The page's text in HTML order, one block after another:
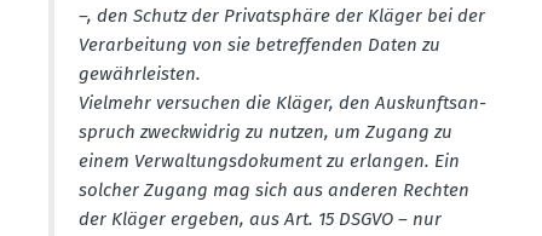
–, den Schutz der Privat­sphäre der Kläger bei der
Verar­beitung von sie betref­fenden Daten zu
gewähr­leisten.
Vielmehr versuchen die Kläger, den Auskunfts­an­
spruch zweck­widrig zu nutzen, um Zugang zu
einem Verwal­tungs­do­kument zu erlangen. Ein
solcher Zugang mag sich aus anderen Rechten
der Kläger ergeben, aus Art. 15 DSGVO – nur